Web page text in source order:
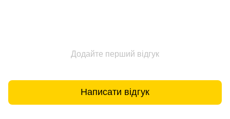
Додайте перший відгук
Написати відгук